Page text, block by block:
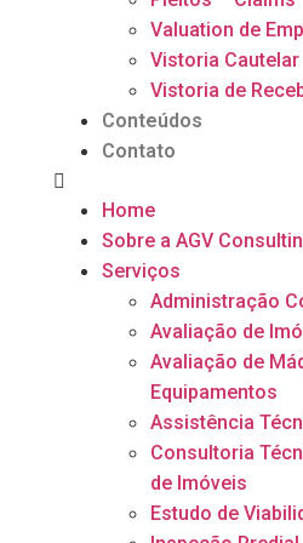
Valuation de
Vistoria Cautelar
Vistoria de
Conteúdos
Contato
Home
Sobre a AGV
Serviços
Administração
Avaliação de
Avaliação de
Equipamentos
Assistência
Consultoria
de Imóveis
Estudo de